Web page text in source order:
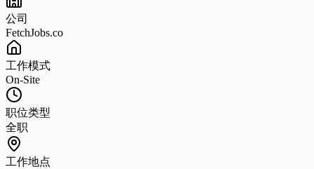
公司
FetchJobs.co
工作模式
On-Site
职位类型
全职
工作地点